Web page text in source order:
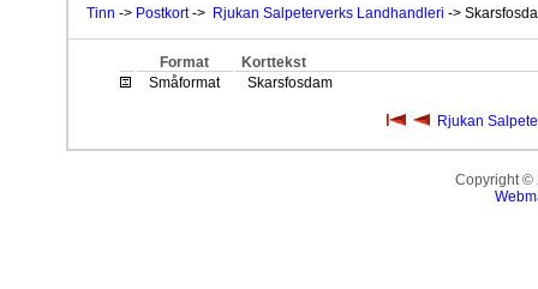
Tinn -> Postkort-> Rjukan Salpeterverks Landhandleri ->
Format
Korttekst
Småformat
Skarsfosdam
Rjukan
Copyright ©